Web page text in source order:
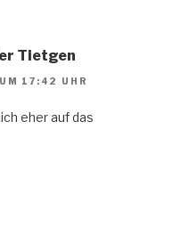
Tietgen
17:42 UHR
eher auf das